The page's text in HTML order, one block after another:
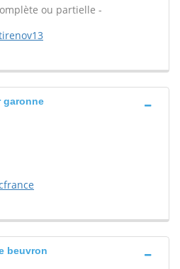
ou partielle -
garonne
beuvron